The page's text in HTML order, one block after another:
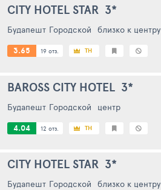
CITY HOTEL STAR 3*
Будапешт Городской близко к центру
3.65
19 отз. TH
BAROSS CITY HOTEL 3*
Будапешт Городской
центр
4.04
12 отз. TH
CITY HOTEL STAR 3*
Будапешт Городской близко к центру